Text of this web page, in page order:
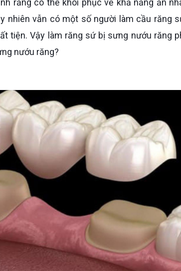
nhiên vẫn có một số người làm cầu răng
tiện. Vậy làm răng sứ bị sưng nướu răng
nướu răng?